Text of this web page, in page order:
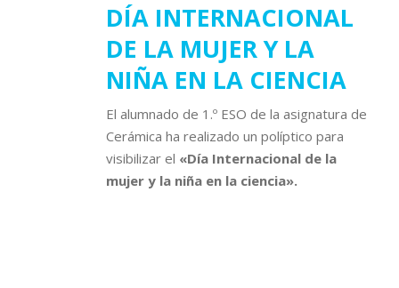
DÍA INTERNACIONAL
DE LA MUJER Y LA
NIÑA EN LA CIENCIA
El alumnado de 1.º ESO de la asignatura de
Cerámica ha realizado un políptico para
visibilizar el «Día Internacional de la
mujer y la niña en la ciencia».